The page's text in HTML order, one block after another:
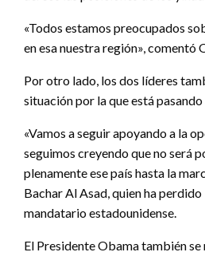
«Todos estamos preocupados
en esa nuestra región», comentó
Por otro lado, los dos líderes
situación por la que está pasando
«Vamos a seguir apoyando a la
seguimos creyendo que no será
plenamente ese país hasta la
Bachar Al Asad, quien ha
mandatario estadounidense.
El Presidente Obama también